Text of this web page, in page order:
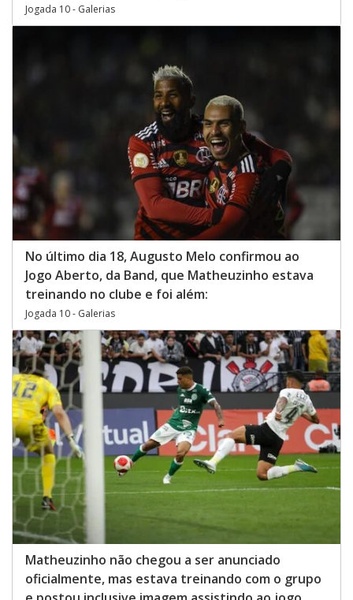
Jogada 10 - Galerias
No último dia 18, Augusto Melo confirmou ao
Jogo Aberto, da Band, que Matheuzinho estava
treinando no clube e foi além:
Jogada 10 - Galerias
Matheuzinho não chegou a ser anunciado
oficialmente, mas estava treinando com o grupo